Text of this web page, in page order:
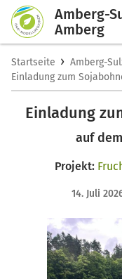
Amberg-
Amberg
Startseite › Amberg-
Einladung zum
Einladung
auf
Projekt:
14. Juli